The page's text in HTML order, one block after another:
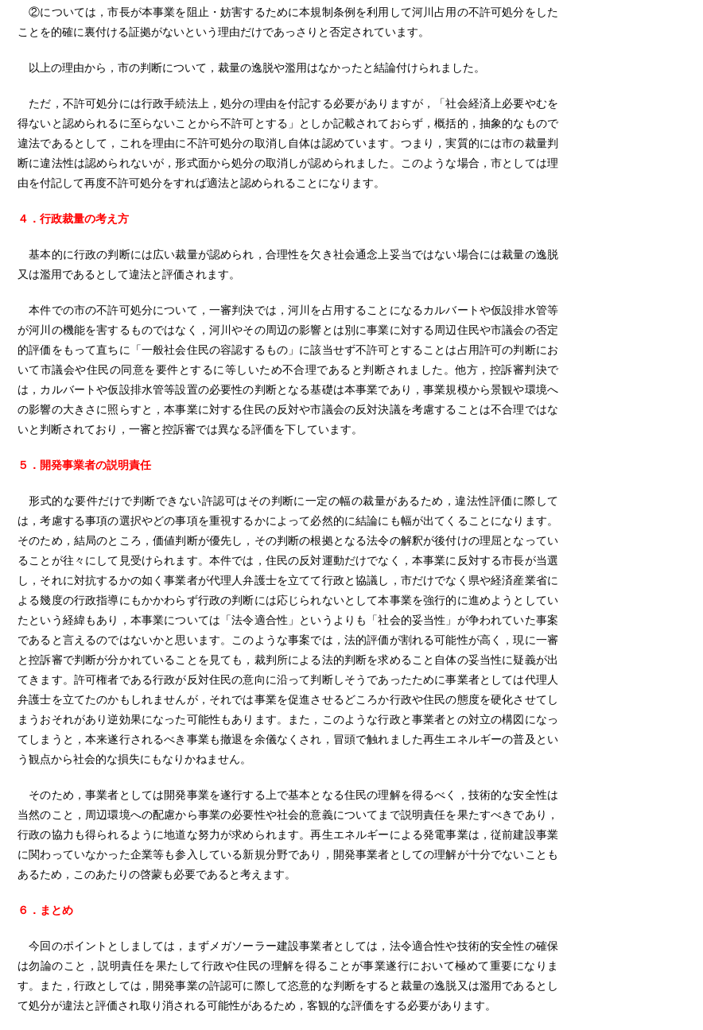
②については，市長が本事業を阻止・妨害するために本規制条例を利用して河川占用の不許可処分をした
ことを的確に裏付ける証拠がないという理由だけであっさりと否定されています。
以上の理由から，市の判断について，裁量の逸脱や濫用はなかったと結論付けられました。
ただ，不許可処分には行政手続法上，処分の理由を付記する必要がありますが，「社会経済上必要やむを
得ないと認められるに至らないことから不許可とする」としか記載されておらず，概括的，抽象的なもので
違法であるとして，これを理由に不許可処分の取消し自体は認めています。つまり，実質的には市の裁量判
断に違法性は認められないが，形式面から処分の取消しが認められました。このような場合，市としては理
由を付記して再度不許可処分をすれば適法と認められることになります。
４．行政裁量の考え方
基本的に行政の判断には広い裁量が認められ，合理性を欠き社会通念上妥当ではない場合には裁量の逸脱
又は濫用であるとして違法と評価されます。
本件での市の不許可処分について，一審判決では，河川を占用することになるカルバートや仮設排水管等
が河川の機能を害するものではなく，河川やその周辺の影響とは別に事業に対する周辺住民や市議会の否定
的評価をもって直ちに「一般社会住民の容認するもの」に該当せず不許可とすることは占用許可の判断にお
いて市議会や住民の同意を要件とするに等しいため不合理であると判断されました。他方，控訴審判決で
は，カルバートや仮設排水管等設置の必要性の判断となる基礎は本事業であり，事業規模から景観や環境へ
の影響の大きさに照らすと，本事業に対する住民の反対や市議会の反対決議を考慮することは不合理ではな
いと判断されており，一審と控訴審では異なる評価を下しています。
５．開発事業者の説明責任
形式的な要件だけで判断できない許認可はその判断に一定の幅の裁量があるため，違法性評価に際して
は，考慮する事項の選択やどの事項を重視するかによって必然的に結論にも幅が出てくることになります。
そのため，結局のところ，価値判断が優先し，その判断の根拠となる法令の解釈が後付けの理屈となってい
ることが往々にして見受けられます。本件では，住民の反対運動だけでなく，本事業に反対する市長が当選
し，それに対抗するかの如く事業者が代理人弁護士を立てて行政と協議し，市だけでなく県や経済産業省に
よる幾度の行政指導にもかかわらず行政の判断には応じられないとして本事業を強行的に進めようとしてい
たという経緯もあり，本事業については「法令適合性」というよりも「社会的妥当性」が争われていた事案
であると言えるのではないかと思います。このような事案では，法的評価が割れる可能性が高く，現に一審
と控訴審で判断が分かれていることを見ても，裁判所による法的判断を求めること自体の妥当性に疑義が出
てきます。許可権者である行政が反対住民の意向に沿って判断しそうであったために事業者としては代理人
弁護士を立てたのかもしれませんが，それでは事業を促進させるどころか行政や住民の態度を硬化させてし
まうおそれがあり逆効果になった可能性もあります。また，このような行政と事業者との対立の構図になっ
てしまうと，本来遂行されるべき事業も撤退を余儀なくされ，冒頭で触れました再生エネルギーの普及とい
う観点から社会的な損失にもなりかねません。
そのため，事業者としては開発事業を遂行する上で基本となる住民の理解を得るべく，技術的な安全性は
当然のこと，周辺環境への配慮から事業の必要性や社会的意義についてまで説明責任を果たすべきであり，
行政の協力も得られるように地道な努力が求められます。再生エネルギーによる発電事業は，従前建設事業
に関わっていなかった企業等も参入している新規分野であり，開発事業者としての理解が十分でないことも
あるため，このあたりの啓蒙も必要であると考えます。
６．まとめ
今回のポイントとしましては，まずメガソーラー建設事業者としては，法令適合性や技術的安全性の確保
は勿論のこと，説明責任を果たして行政や住民の理解を得ることが事業遂行において極めて重要になりま
す。また，行政としては，開発事業の許認可に際して恣意的な判断をすると裁量の逸脱又は濫用であるとし
て処分が違法と評価され取り消される可能性があるため，客観的な評価をする必要があります。